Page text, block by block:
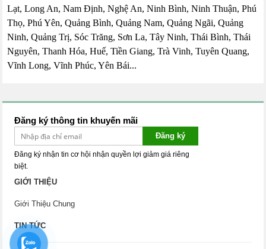
Lạt, Long An, Nam Định, Nghệ An, Ninh Bình, Ninh Thuận, Phú
Thọ, Phú Yên, Quảng Bình, Quảng Nam, Quảng Ngãi, Quảng
Ninh, Quảng Trị, Sóc Trăng, Sơn La, Tây Ninh, Thái Bình, Thái
Nguyên, Thanh Hóa, Huế, Tiền Giang, Trà Vinh, Tuyên Quang,
Vĩnh Long, Vĩnh Phúc, Yên Bái...
Đăng ký thông tin khuyến mãi
Đăng ký
Đăng ký nhận tin cơ hội nhận quyền lợi giảm giá riêng
biệt.
GIỚI THIỆU
Giới Thiệu Chung
TIN TỨC